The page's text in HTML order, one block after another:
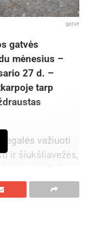
gatvė
gatvės
mėnesius –
27 d. –
tarp
važiuoti
ir šiukšliavežės,
komunalinių
bus
g. sankryžoje.
g.